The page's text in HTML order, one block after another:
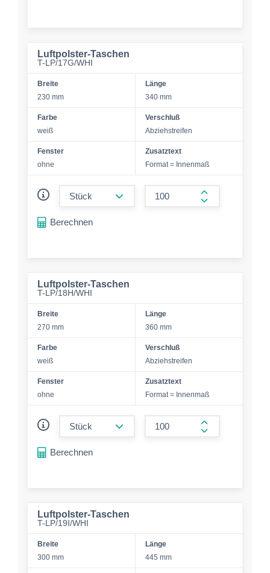
Luftpolster-Taschen
T-LP/17G/WHI
Breite
230 mm
Länge
340 mm
Farbe
weiß
Verschluß
Abziehstreifen
Fenster
ohne
Zusatztext
Format = Innenmaß
form.increase-
Berechnen
Luftpolster-Taschen
T-LP/18H/WHI
Breite
270 mm
Länge
360 mm
Farbe
weiß
Verschluß
Abziehstreifen
Fenster
ohne
Zusatztext
Format = Innenmaß
form.increase-
Berechnen
Luftpolster-Taschen
T-LP/19I/WHI
Breite
300 mm
Länge
445 mm